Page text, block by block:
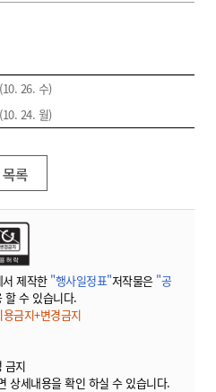
26. 수)
24. 월)
목록
제작한 "행사일정표"저작물은 "공
할 수 있습니다.
금지+변경금지
금지
상세내용을 확인 하실 수 있습니다.